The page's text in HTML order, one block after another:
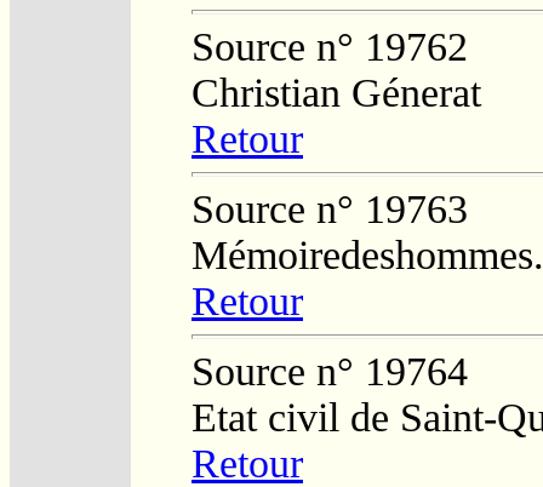
Source n° 19762
Christian Génerat
Retour
Source n° 19763
Retour
Source n° 19764
Etat civil de Saint-
Retour